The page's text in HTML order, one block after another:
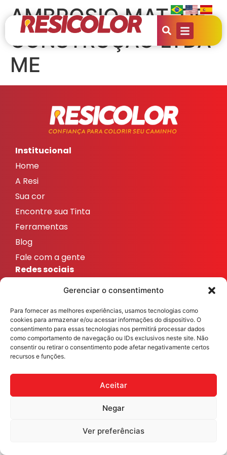
Gerenciar o consentimento
Para fornecer as melhores experiências, usamos tecnologias como
cookies para armazenar e/ou acessar informações do dispositivo. O
consentimento para essas tecnologias nos permitirá processar dados
como comportamento de navegação ou IDs exclusivos neste site. Não
consentir ou retirar o consentimento pode afetar negativamente certos
recursos e funções.
Aceitar
Negar
Ver preferências
AMBROSIO MAT. DE
CONSTRUÇÃO LTDA
ME
Institucional
Home
A Resi
Sua cor
Encontre sua Tinta
Ferramentas
Blog
Fale com a gente
Redes sociais
ResicolorTintas
ResicolorTintas
ResicolorTintas
Resicolor Tintas ©2026 Todos os direitos reservados
Desenvolvido por
Fast Digital 360